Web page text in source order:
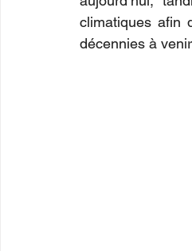
climatiques afin
décennies à